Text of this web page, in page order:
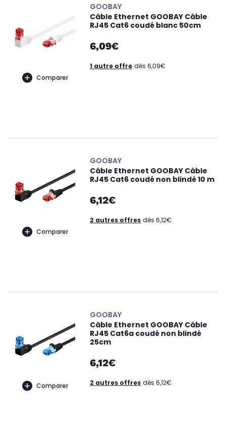
Comparer
GOOBAY
Câble Ethernet GOOBAY Câble
RJ45 Cat6 coudé blanc 50cm
6,09€
1 autre offre dès 6,09€
Comparer
GOOBAY
Câble Ethernet GOOBAY Câble
RJ45 Cat6 coudé non blindé 10 m
6,12€
2 autres offres dès 6,12€
Comparer
GOOBAY
Câble Ethernet GOOBAY Câble
RJ45 Cat6a coudé non blindé
25cm
6,12€
2 autres offres dès 6,12€